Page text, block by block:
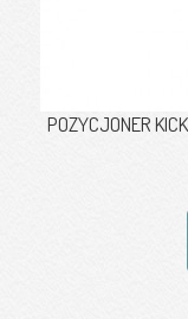
POZYCJONER